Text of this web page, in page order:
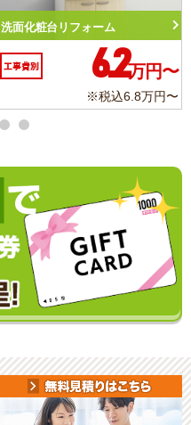
洗面化粧台リフォーム
工事費別 6.2万円〜
※税込6.8万円〜